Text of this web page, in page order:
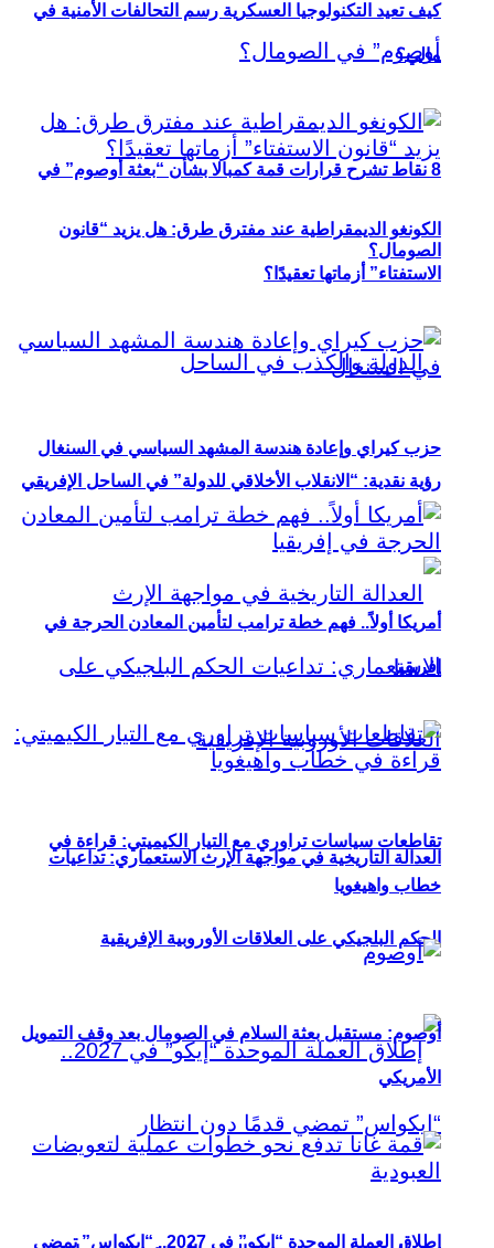
8 نقاط تشرح قرارات قمة كمبالا بشأن “بعثة أوصوم” في
الصومال؟
رؤية نقدية: “الانقلاب الأخلاقي للدولة” في الساحل الإفريقي
العدالة التاريخية في مواجهة الإرث الاستعماري: تداعيات
الحكم البلجيكي على العلاقات الأوروبية الإفريقية
إطلاق العملة الموحدة “إيكو” في 2027.. “إيكواس” تمضي
كيف تعيد التكنولوجيا العسكرية رسم التحالفات الأمنية في
مالي؟
الكونغو الديمقراطية عند مفترق طرق: هل يزيد “قانون
الاستفتاء” أزماتها تعقيدًا؟
حزب كيراي وإعادة هندسة المشهد السياسي في السنغال
أمريكا أولاً.. فهم خطة ترامب لتأمين المعادن الحرجة في
إفريقيا
تقاطعات سياسات تراوري مع التيار الكيميتي: قراءة في
خطاب واهيغويا
أوصوم: مستقبل بعثة السلام في الصومال بعد وقف التمويل
الأمريكي